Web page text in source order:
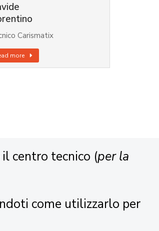
Carismatix
more
il centro tecnico (per la
come utilizzarlo per